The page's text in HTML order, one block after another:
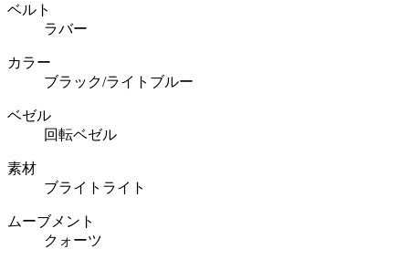
ベルト
ラバー
カラー
ブラック/ライトブルー
ベゼル
回転ベゼル
素材
ブライトライト
ムーブメント
クォーツ